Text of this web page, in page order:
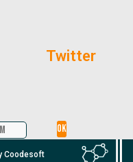
Twitter
Coodesoft